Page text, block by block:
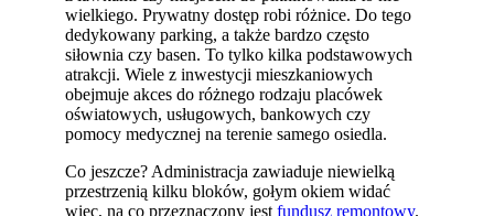
wielkiego. Prywatny dostęp robi różnice. Do tego
dedykowany parking, a także bardzo często
siłownia czy basen. To tylko kilka podstawowych
atrakcji. Wiele z inwestycji mieszkaniowych
obejmuje akces do różnego rodzaju placówek
oświatowych, usługowych, bankowych czy
pomocy medycznej na terenie samego osiedla.
Co jeszcze? Administracja zawiaduje niewielką
przestrzenią kilku bloków, gołym okiem widać
więc, na co przeznaczony jestfundusz remontowy.